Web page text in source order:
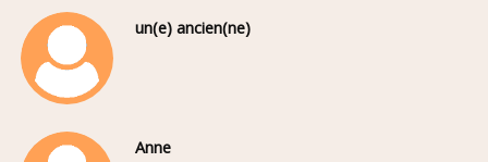
un(e) ancien(ne)
Anne